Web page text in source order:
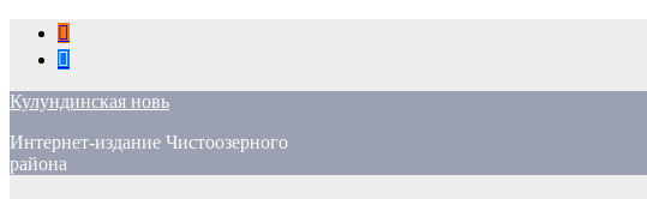
Перейти
содержимому
Кулундинская новь
Интернет-издание Чистоозерного
района